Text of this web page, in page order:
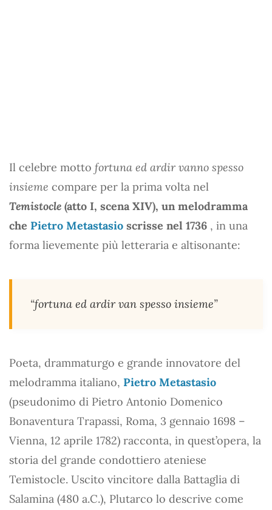
Il celebre motto fortuna ed ardir vanno spesso
insieme compare per la prima volta nel
Temistocle (atto I, scena XIV), un melodramma
che Pietro Metastasio scrisse nel 1736 , in una
forma lievemente più letteraria e altisonante:
“fortuna ed ardir van spesso insieme”
Poeta, drammaturgo e grande innovatore del
melodramma italiano, Pietro Metastasio
(pseudonimo di Pietro Antonio Domenico
Bonaventura Trapassi, Roma, 3 gennaio 1698 –
Vienna, 12 aprile 1782) racconta, in quest’opera, la
storia del grande condottiero ateniese
Temistocle. Uscito vincitore dalla Battaglia di
Salamina (480 a.C.), Plutarco lo descrive come